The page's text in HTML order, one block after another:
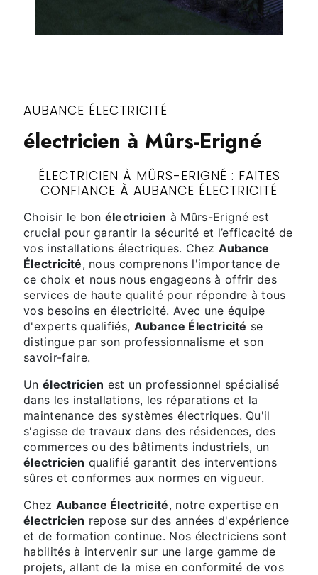
AUBANCE ÉLECTRICITÉ
électricien à Mûrs-Erigné
ÉLECTRICIEN À MÛRS-ERIGNÉ : FAITES
CONFIANCE À AUBANCE ÉLECTRICITÉ
Choisir le bon électricien à Mûrs-Erigné est
crucial pour garantir la sécurité et l’efficacité de
vos installations électriques. Chez Aubance
Électricité, nous comprenons l'importance de
ce choix et nous nous engageons à offrir des
services de haute qualité pour répondre à tous
vos besoins en électricité. Avec une équipe
d'experts qualifiés, Aubance Électricité se
distingue par son professionnalisme et son
savoir-faire.
Un électricien est un professionnel spécialisé
dans les installations, les réparations et la
maintenance des systèmes électriques. Qu'il
s'agisse de travaux dans des résidences, des
commerces ou des bâtiments industriels, un
électricien qualifié garantit des interventions
sûres et conformes aux normes en vigueur.
Chez Aubance Électricité, notre expertise en
électricien repose sur des années d'expérience
et de formation continue. Nos électriciens sont
habilités à intervenir sur une large gamme de
projets, allant de la mise en conformité de vos